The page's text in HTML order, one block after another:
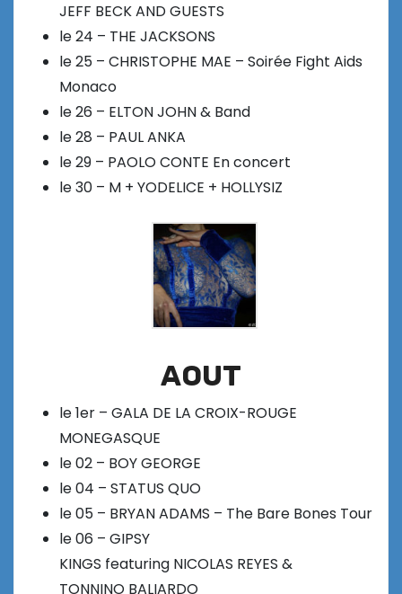
JEFF BECK AND GUESTS
le 24 – THE JACKSONS
le 25 – CHRISTOPHE MAE – Soirée Fight Aids
Monaco
le 26 – ELTON JOHN & Band
le 28 – PAUL ANKA
le 29 – PAOLO CONTE En concert
le 30 – M + YODELICE + HOLLYSIZ
AOUT
le 1er – GALA DE LA CROIX-ROUGE
MONEGASQUE
le 02 – BOY GEORGE
le 04 – STATUS QUO
le 05 – BRYAN ADAMS – The Bare Bones Tour
le 06 – GIPSY
KINGS featuring NICOLAS REYES &
TONNINO BALIARDO